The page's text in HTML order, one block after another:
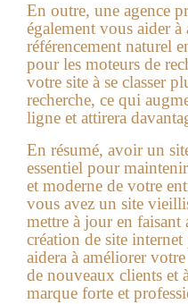
En outre, une agence
également vous aider
référencement naturel
pour les moteurs de
votre site à se classer
recherche, ce qui
ligne et attirera
En résumé, avoir un
essentiel pour
et moderne de votre
vous avez un site
mettre à jour en faisant
création de site
aidera à améliorer
de nouveaux clients et
marque forte et